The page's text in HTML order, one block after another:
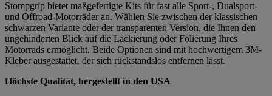
Stompgrip bietet maßgefertigte Kits für fast alle Sport-, Dualsport-
und Offroad-Motorräder an. Wählen Sie zwischen der klassischen
schwarzen Variante oder der transparenten Version, die Ihnen den
ungehinderten Blick auf die Lackierung oder Folierung Ihres
Motorrads ermöglicht. Beide Optionen sind mit hochwertigem 3M-
Kleber ausgestattet, der sich rückstandslos entfernen lässt.
Höchste Qualität, hergestellt in den USA